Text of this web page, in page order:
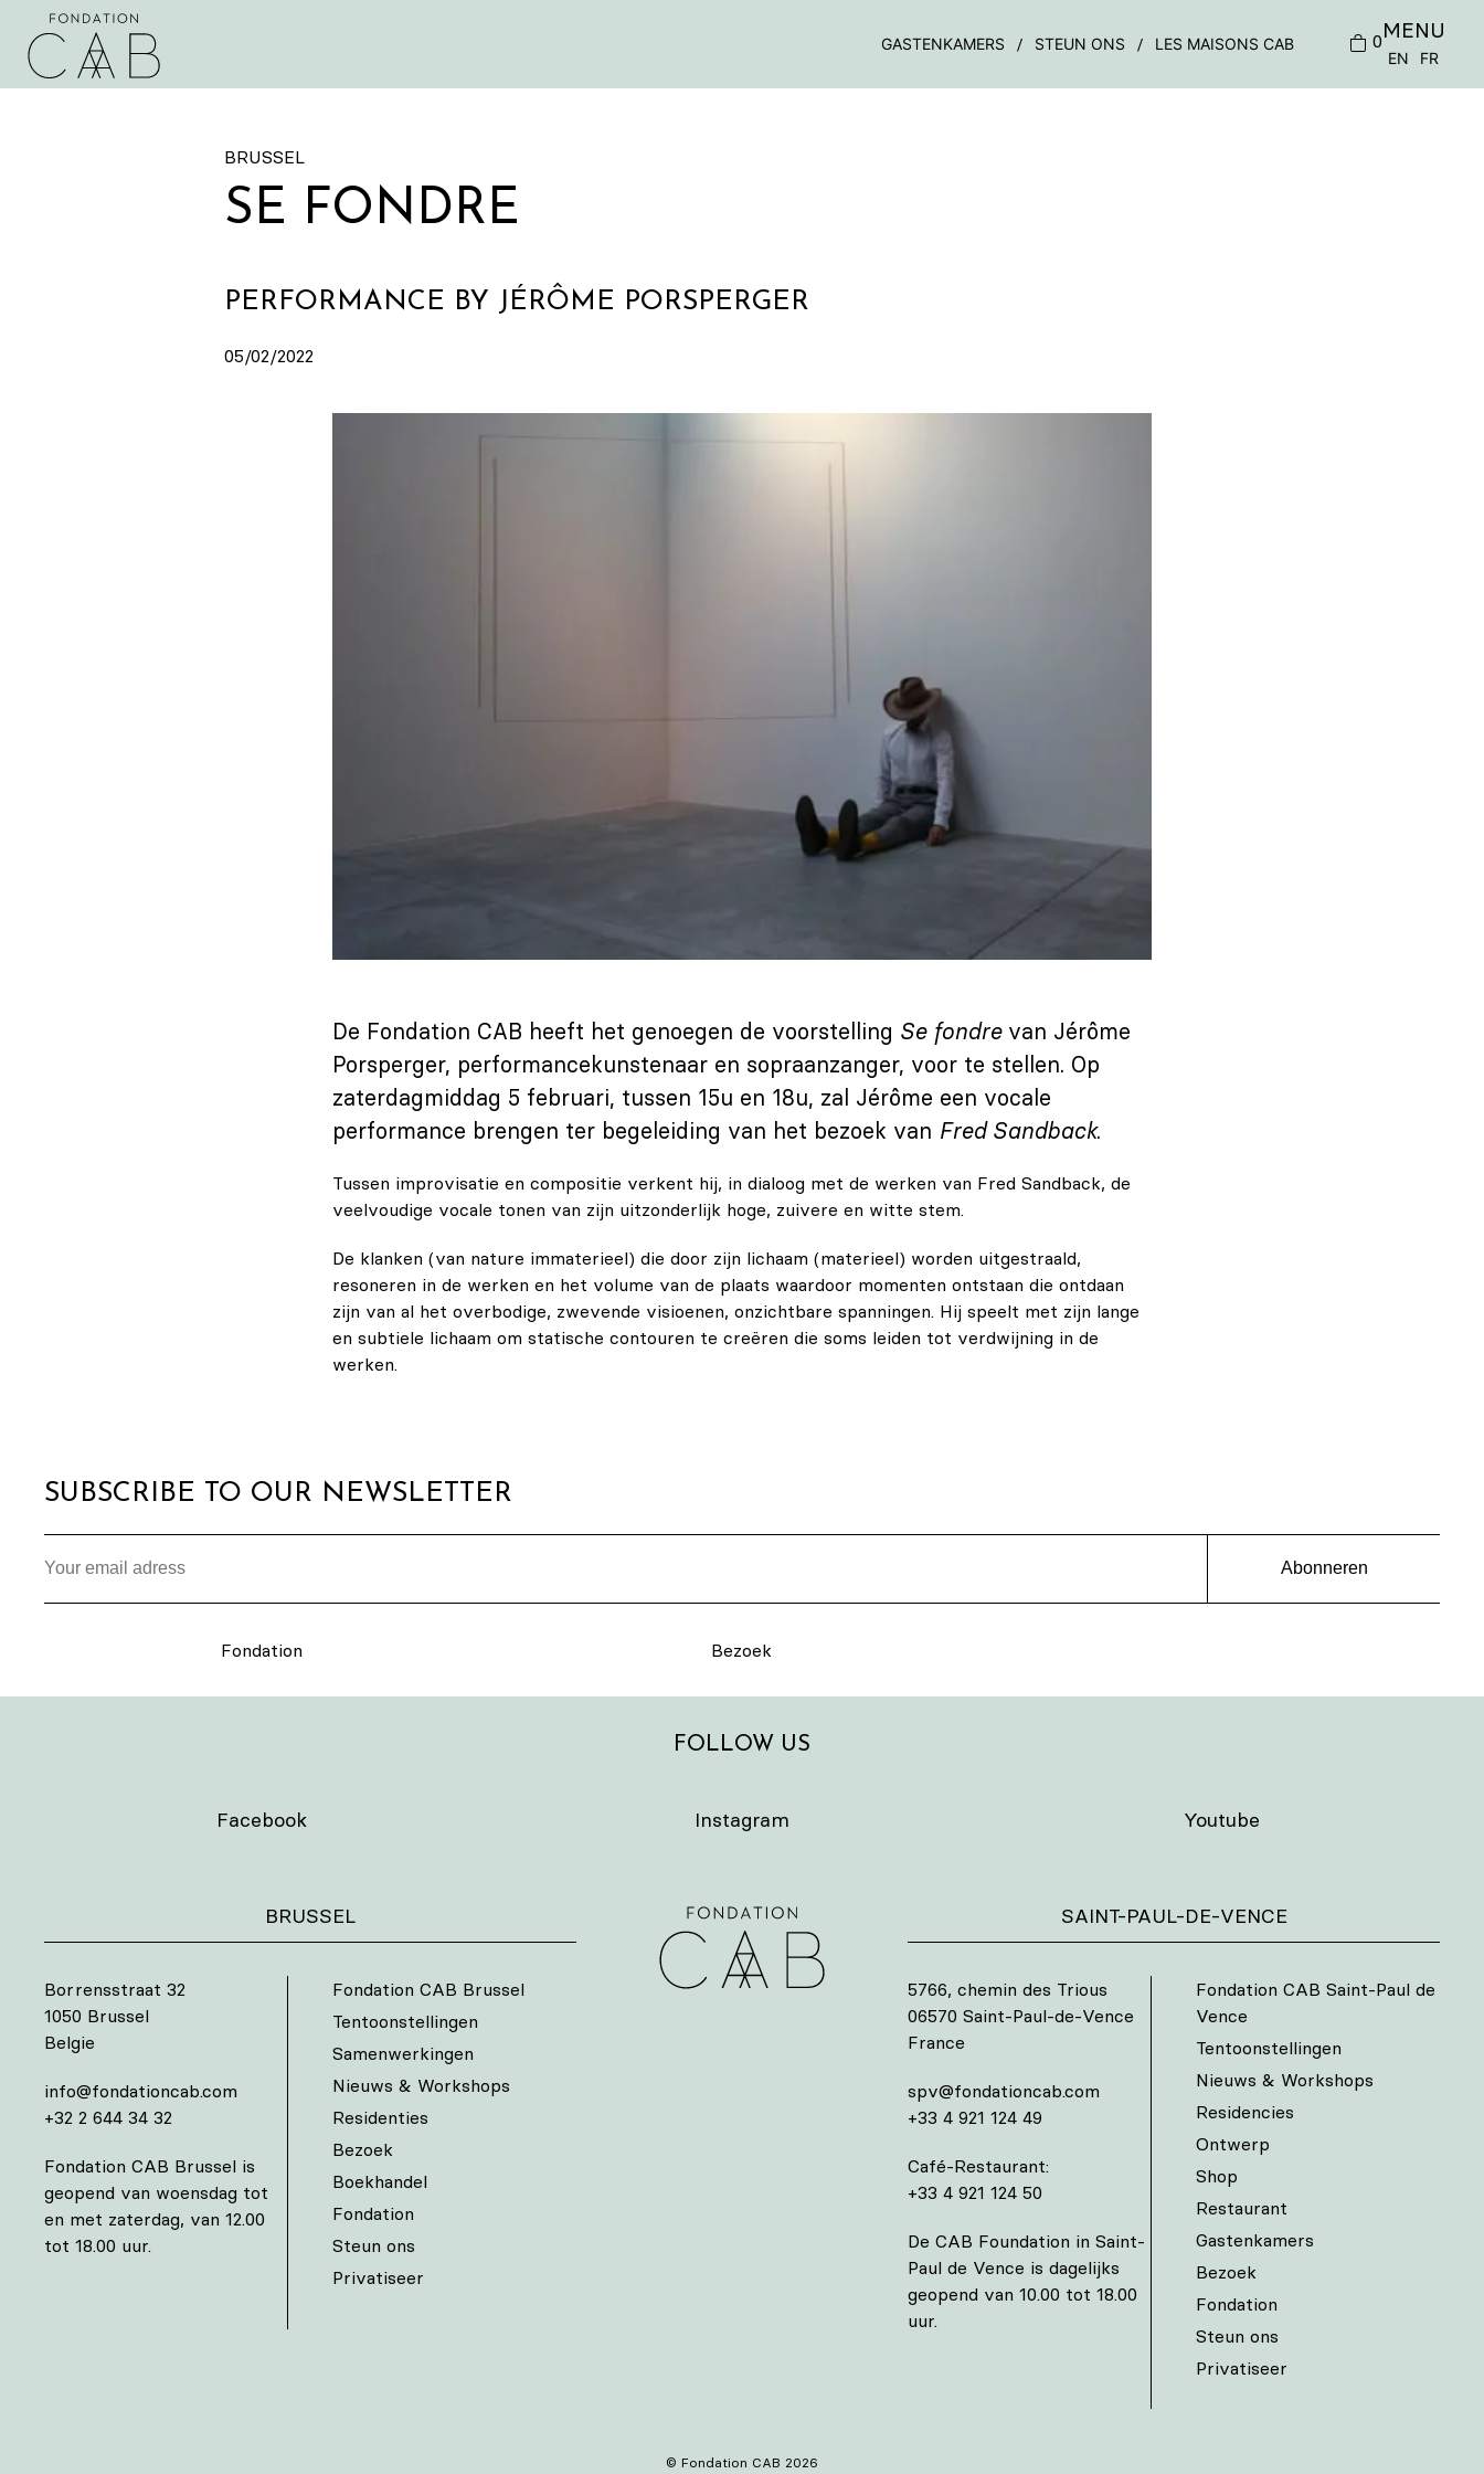
GASTENKAMERS STEUN ONS LES MAISONS CAB 0MENU
EN FR
BRUSSEL
SE FONDRE
PERFORMANCE BY JÉRÔME PORSPERGER
05/02/2022
De Fondation CAB heeft het genoegen de voorstelling Se fondrevan Jérôme
Porsperger, performancekunstenaar en sopraanzanger, voor te stellen. Op
zaterdagmiddag 5 februari, tussen 15u en 18u, zal Jérôme een vocale
performance brengen ter begeleiding van het bezoek van Fred Sandback.
Tussen improvisatie en compositie verkent hij, in dialoog met de werken van Fred Sandback, de
veelvoudige vocale tonen van zijn uitzonderlijk hoge, zuivere en witte stem.
De klanken (van nature immaterieel) die door zijn lichaam (materieel) worden uitgestraald,
resoneren in de werken en het volume van de plaats waardoor momenten ontstaan die ontdaan
zijn van al het overbodige, zwevende visioenen, onzichtbare spanningen. Hij speelt met zijn lange
en subtiele lichaam om statische contouren te creëren die soms leiden tot verdwijning in de
werken.
SUBSCRIBE TO OUR NEWSLETTER
Abonneren
Fondation Bezoek
FOLLOW US
Facebook Instagram Youtube
BRUSSEL
Borrensstraat 32
1050 Brussel
Belgie
info@fondationcab.com
+32 2 644 34 32
Fondation CAB Brussel is
geopend van woensdag tot
en met zaterdag, van 12.00
tot 18.00 uur.
Fondation CAB Brussel
Tentoonstellingen
Samenwerkingen
Nieuws & Workshops
Residenties
Bezoek
Boekhandel
Fondation
Steun ons
Privatiseer
SAINT-PAUL-DE-VENCE
5766, chemin des Trious
06570 Saint-Paul-de-Vence
France
spv@fondationcab.com
+33 4 921 124 49
Café-Restaurant:
+33 4 921 124 50
De CAB Foundation in Saint-
Paul de Vence is dagelijks
geopend van 10.00 tot 18.00
uur.
Fondation CAB Saint-Paul de
Vence
Tentoonstellingen
Nieuws & Workshops
Residencies
Ontwerp
Shop
Restaurant
Gastenkamers
Bezoek
Fondation
Steun ons
Privatiseer
© Fondation CAB 2026